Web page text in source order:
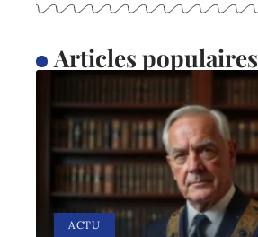
Articles populaires
ACTU